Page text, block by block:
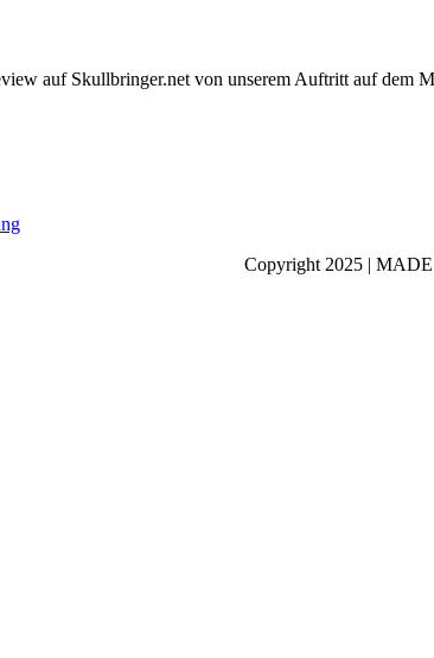
auf Skullbringer.net von unserem Auftritt auf dem
Copyright 2025 |